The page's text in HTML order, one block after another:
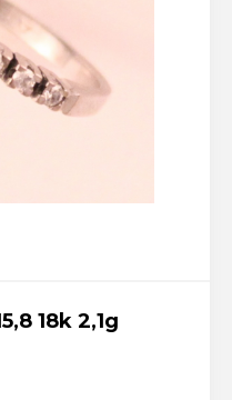
ett nytt här!
18k 2,1g